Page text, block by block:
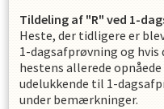
Tildeling af "R" ved 1-
Heste, der tidligere er
1-dagsafprøvning og
hestens allerede
udelukkende til 1-
under bemærkninger.